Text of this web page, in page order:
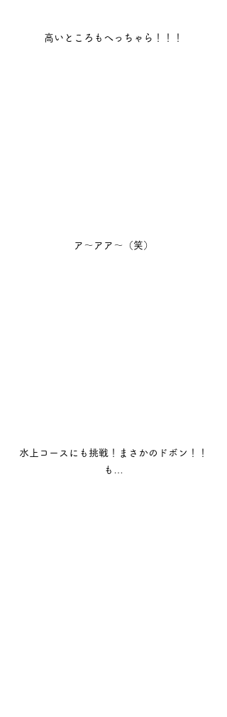
高いところもへっちゃら！！！
ア～アア～（笑）
水上コースにも挑戦！まさかのドボン！！
も…